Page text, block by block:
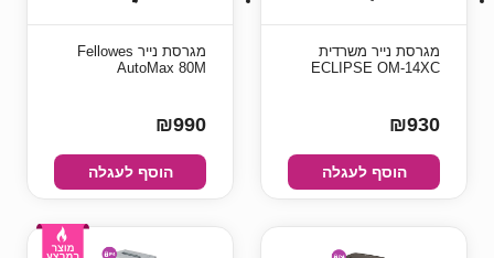
מגרסת נייר משרדית
ECLIPSE OM-14XC
₪930
הוסף לעגלה
מגרסת נייר Fellowes
AutoMax 80M
₪990
הוסף לעגלה